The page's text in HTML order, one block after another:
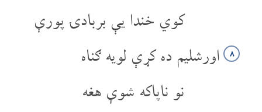
کوي خندا یې بربادۍ پورې
۸ اورشلیم ده کړې لویه ګناه
نو ناپاکه شوې هغه